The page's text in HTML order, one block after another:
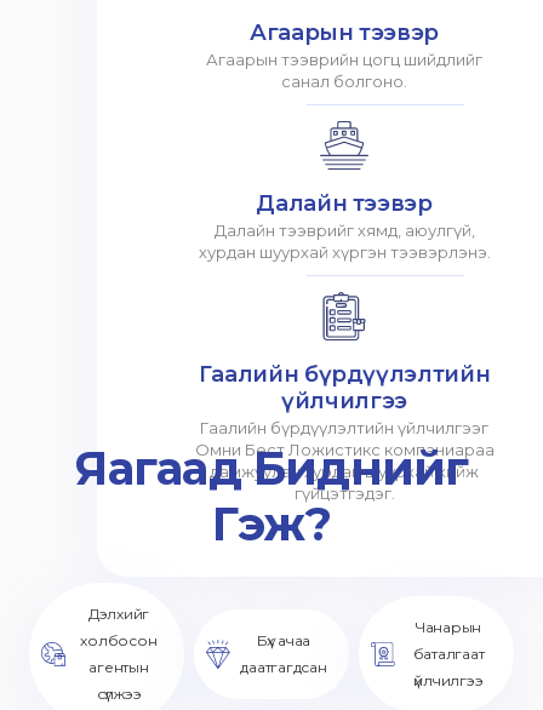
Агаарын тээвэр
Агаарын тээврийн цогц шийдлийг
санал болгоно.
Далайн тээвэр
Далайн тээврийг хямд, аюулгүй,
хурдан шуурхай хүргэн тээвэрлэнэ.
Гаалийн бүрдүүлэлтийн
үйлчилгээ
Гаалийн бүрдүүлэлтийн үйлчилгээг
Омни Бест Ложистикс компаниараа
дамжуулан хурдан шуурхай хийж
гүйцэтгэдэг.
Яагаад Биднийг
Гэж?
Дэлхийг
холбосон
агентын
сүлжээ
Бүх ачаа
даатгагдсан
Чанарын
баталгаат
үйлчилгээ